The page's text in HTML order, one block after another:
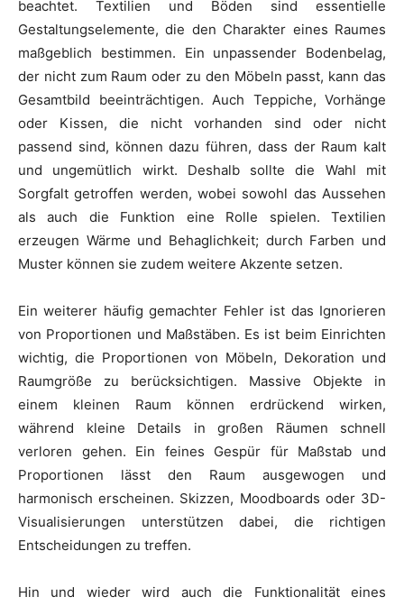
beachtet. Textilien und Böden sind essentielle
Gestaltungselemente, die den Charakter eines Raumes
maßgeblich bestimmen. Ein unpassender Bodenbelag,
der nicht zum Raum oder zu den Möbeln passt, kann das
Gesamtbild beeinträchtigen. Auch Teppiche, Vorhänge
oder Kissen, die nicht vorhanden sind oder nicht
passend sind, können dazu führen, dass der Raum kalt
und ungemütlich wirkt. Deshalb sollte die Wahl mit
Sorgfalt getroffen werden, wobei sowohl das Aussehen
als auch die Funktion eine Rolle spielen. Textilien
erzeugen Wärme und Behaglichkeit; durch Farben und
Muster können sie zudem weitere Akzente setzen.
Ein weiterer häufig gemachter Fehler ist das Ignorieren
von Proportionen und Maßstäben. Es ist beim Einrichten
wichtig, die Proportionen von Möbeln, Dekoration und
Raumgröße zu berücksichtigen. Massive Objekte in
einem kleinen Raum können erdrückend wirken,
während kleine Details in großen Räumen schnell
verloren gehen. Ein feines Gespür für Maßstab und
Proportionen lässt den Raum ausgewogen und
harmonisch erscheinen. Skizzen, Moodboards oder 3D-
Visualisierungen unterstützen dabei, die richtigen
Entscheidungen zu treffen.
Hin und wieder wird auch die Funktionalität eines